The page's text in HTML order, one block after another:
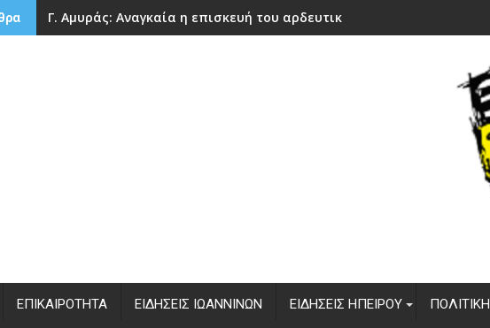
Γ. Αμυράς: Αναγκαία η επισκευή του αρδευτικού φράγματος Αώου
ΕΠΙΚΑΙΡΌΤΗΤΑ ΕΙΔΉΣΕΙΣ ΙΩΑΝΝΊΝΩΝ ΕΙΔΉΣΕΙΣ ΗΠΕΊΡΟΥ ΠΟΛΙΤΙΚΉ